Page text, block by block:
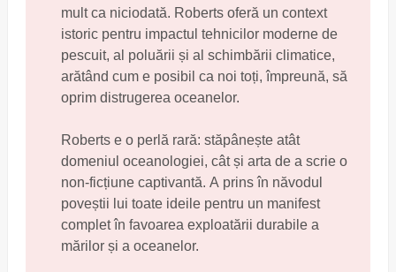
mult ca niciodată. Roberts oferă un context
istoric pentru impactul tehnicilor moderne de
pescuit, al poluării și al schimbării climatice,
arătând cum e posibil ca noi toți, împreună, să
oprim distrugerea oceanelor.
Roberts e o perlă rară: stăpânește atât
domeniul oceanologiei, cât și arta de a scrie o
non-ficțiune captivantă. A prins în năvodul
poveștii lui toate ideile pentru un manifest
complet în favoarea exploatării durabile a
mărilor și a oceanelor.